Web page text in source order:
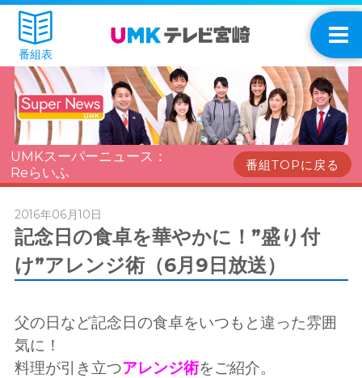
番組表
UMKスーパーニュース：
Reらいふ
番組TOPに戻る
2016年06月10日
記念日の食卓を華やかに！”盛り付
け”アレンジ術（6月9日放送）
父の日など記念日の食卓をいつもと違った雰囲
気に！
料理が引き立つアレンジ術をご紹介。